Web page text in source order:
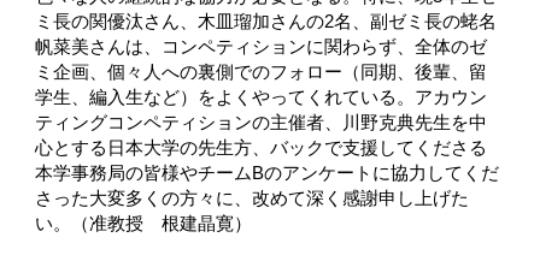
ミ長の関優汰さん、木皿瑠加さんの2名、副ゼミ長の蛯名
帆菜美さんは、コンペティションに関わらず、全体のゼ
ミ企画、個々人への裏側でのフォロー（同期、後輩、留
学生、編入生など）をよくやってくれている。アカウン
ティングコンペティションの主催者、川野克典先生を中
心とする日本大学の先生方、バックで支援してくださる
本学事務局の皆様やチームBのアンケートに協力してくだ
さった大変多くの方々に、改めて深く感謝申し上げた
い。（准教授 根建晶寛）